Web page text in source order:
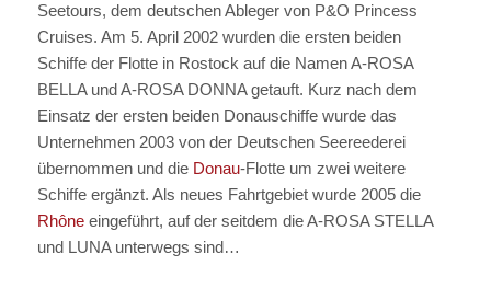
Seetours, dem deutschen Ableger von P&O Princess
Cruises. Am 5. April 2002 wurden die ersten beiden
Schiffe der Flotte in Rostock auf die Namen A-ROSA
BELLA und A-ROSA DONNA getauft. Kurz nach dem
Einsatz der ersten beiden Donauschiffe wurde das
Unternehmen 2003 von der Deutschen Seereederei
übernommen und die Donau-Flotte um zwei weitere
Schiffe ergänzt. Als neues Fahrtgebiet wurde 2005 die
Rhôneeingeführt, auf der seitdem die A-ROSA STELLA
und LUNA unterwegs sind…